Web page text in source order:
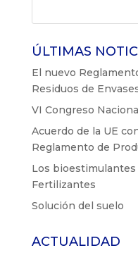
ÚLTIMAS
El nuevo
Residuos de
VI Congreso
Acuerdo de la UE
Reglamento de
Los
Fertilizantes
Solución del suelo
ACTUALIDAD